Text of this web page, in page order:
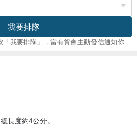
我要排隊
我要排隊」，當有貨會主動發信通知你
長度約4公分。